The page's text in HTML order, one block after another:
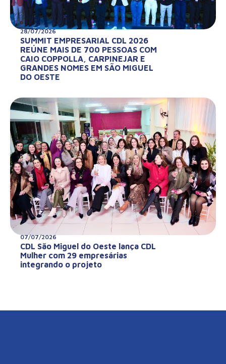
28/07/2026
SUMMIT EMPRESARIAL CDL 2026
REÚNE MAIS DE 700 PESSOAS COM
CAIO COPPOLLA, CARPINEJAR E
GRANDES NOMES EM SÃO MIGUEL
DO OESTE
07/07/2026
CDL São Miguel do Oeste lança CDL
Mulher com 29 empresárias
integrando o projeto